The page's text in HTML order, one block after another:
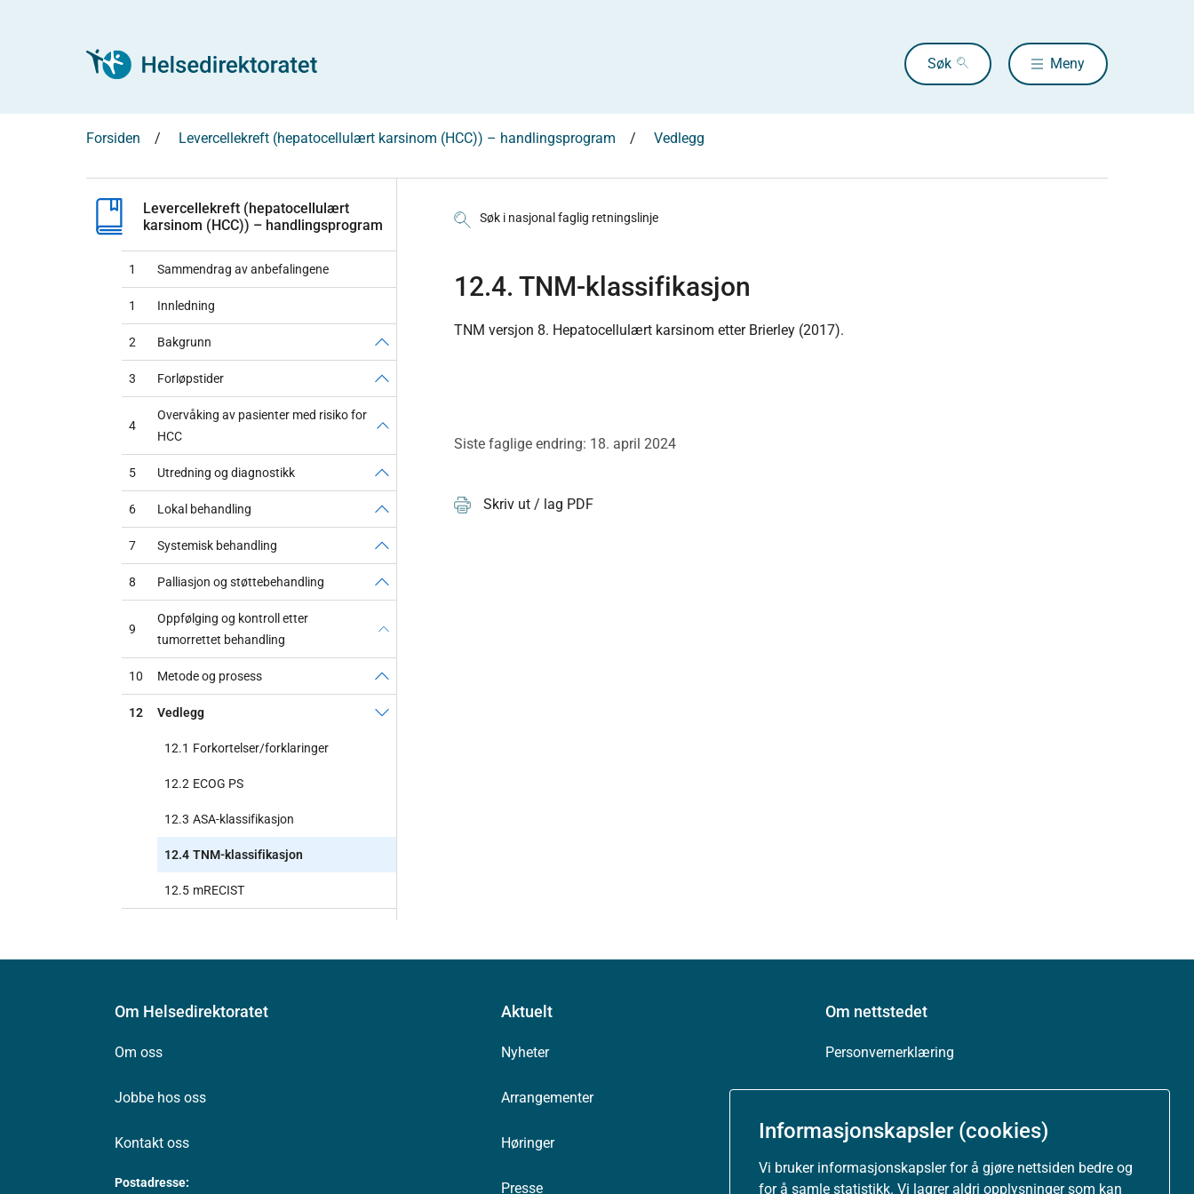
Informasjonskapsler (cookies)
Vi bruker informasjonskapsler for å gjøre nettsiden bedre og
for å samle statistikk. Vi lagrer aldri opplysninger som kan
Søk Meny
Forsiden Levercellekreft (hepatocellulært karsinom (HCC)) – handlingsprogram Vedlegg
Levercellekreft (hepatocellulært
karsinom (HCC)) – handlingsprogram
1 Sammendrag av anbefalingene
1 Innledning
2 Bakgrunn
3 Forløpstider
4
Overvåking av pasienter med risiko for
HCC
5 Utredning og diagnostikk
6 Lokal behandling
7 Systemisk behandling
8 Palliasjon og støttebehandling
9
Oppfølging og kontroll etter
tumorrettet behandling
10 Metode og prosess
12 Vedlegg
12.1 Forkortelser/forklaringer
12.2 ECOG PS
12.3 ASA-klassifikasjon
12.4 TNM-klassifikasjon
12.5 mRECIST
Søk i nasjonal faglig retningslinje
12.4. TNM-klassifikasjon
TNM versjon 8. Hepatocellulært karsinom etter Brierley (2017).
Siste faglige endring: 18. april 2024
Skriv ut / lag PDF
Om Helsedirektoratet
Om oss
Jobbe hos oss
Kontakt oss
Postadresse:
Aktuelt
Nyheter
Arrangementer
Høringer
Presse
Om nettstedet
Personvernerklæring
Besøksstatistikk og informasjonskapsler
Nyhetsvarsel og abonnement